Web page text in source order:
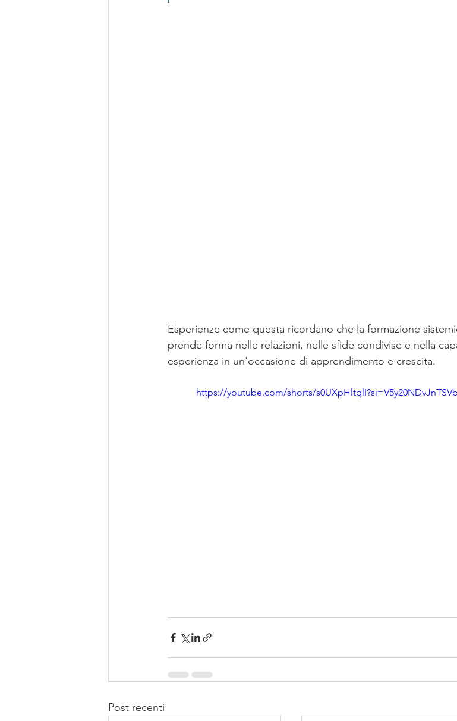
Esperienze come questa ricordano che la formazione
prende forma nelle relazioni, nelle sfide condivise e nella
esperienza in un'occasione di apprendimento e crescita.
https://youtube.com/shorts/
Post recenti